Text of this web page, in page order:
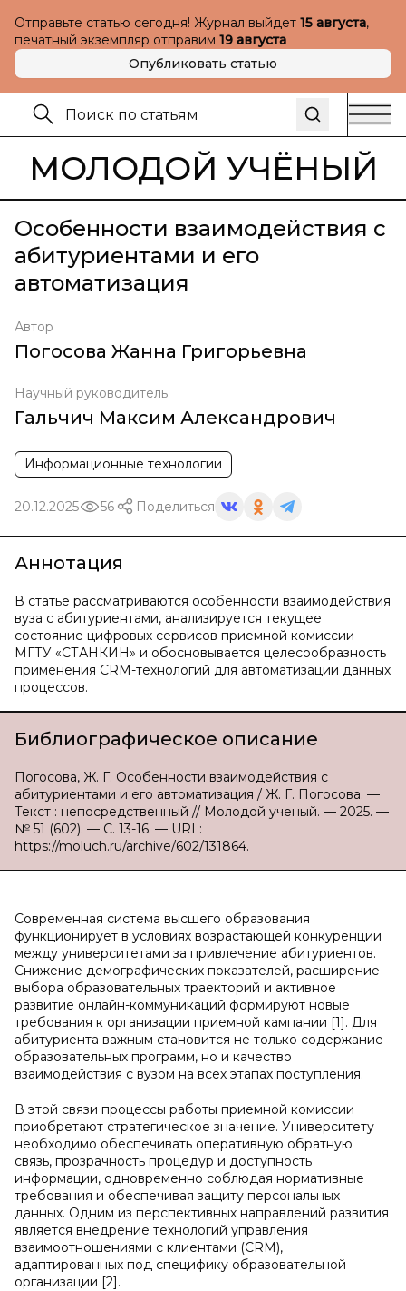
Отправьте статью сегодня! Журнал выйдет 15 августа,
печатный экземпляр отправим 19 августа
Опубликовать статью
МОЛОДОЙ УЧЁНЫЙ
Особенности взаимодействия с
абитуриентами и его
автоматизация
Автор
Погосова Жанна Григорьевна
Научный руководитель
Гальчич Максим Александрович
Информационные технологии
20.12.2025 56 Поделиться
Аннотация
В статье рассматриваются особенности взаимодействия
вуза с абитуриентами, анализируется текущее
состояние цифровых сервисов приемной комиссии
МГТУ «СТАНКИН» и обосновывается целесообразность
применения CRM-технологий для автоматизации данных
процессов.
Библиографическое описание
Погосова, Ж. Г. Особенности взаимодействия с
абитуриентами и его автоматизация / Ж. Г. Погосова. —
Текст : непосредственный // Молодой ученый. — 2025. —
№ 51 (602). — С. 13-16. — URL:
https://moluch.ru/archive/602/131864.
Современная система высшего образования
функционирует в условиях возрастающей конкуренции
между университетами за привлечение абитуриентов.
Снижение демографических показателей, расширение
выбора образовательных траекторий и активное
развитие онлайн-коммуникаций формируют новые
требования к организации приемной кампании [1]. Для
абитуриента важным становится не только содержание
образовательных программ, но и качество
взаимодействия с вузом на всех этапах поступления.
В этой связи процессы работы приемной комиссии
приобретают стратегическое значение. Университету
необходимо обеспечивать оперативную обратную
связь, прозрачность процедур и доступность
информации, одновременно соблюдая нормативные
требования и обеспечивая защиту персональных
данных. Одним из перспективных направлений развития
является внедрение технологий управления
взаимоотношениями с клиентами (CRM),
адаптированных под специфику образовательной
организации [2].